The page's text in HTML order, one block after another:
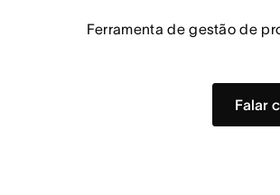
Ferramenta de gestão de
Falar